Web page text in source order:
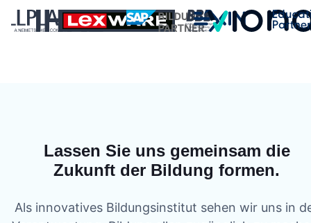
Lassen Sie uns gemeinsam die
Zukunft der Bildung formen.
Als innovatives Bildungsinstitut sehen wir uns in